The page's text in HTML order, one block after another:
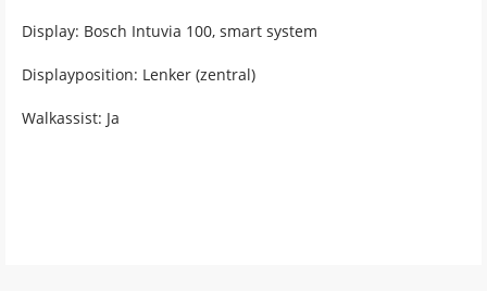
Display: Bosch Intuvia 100, smart system
Displayposition: Lenker (zentral)
Walkassist: Ja